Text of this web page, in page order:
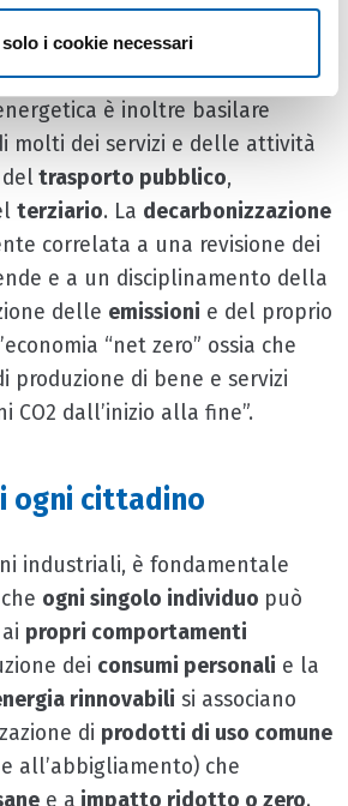
solo i cookie necessari
alla mobilità elettrica, resta
sensibilizzazione in questo
Per rispondere alle finalità
è inoltre basilare
molti dei servizi e delle attività
trasporto pubblico,
terziario. La decarbonizzazione
correlata a una revisione dei
e a un disciplinamento della
delle emissioni e del proprio
“net zero” ossia che
produzione di bene e servizi
CO2 dall’inizio alla fine”.
ogni cittadino
industriali, è fondamentale
ogni singolo individuo può
propri comportamenti
dei consumi personali e la
rinnovabili si associano
di prodotti di uso comune
all’abbigliamento) che
e a impatto ridotto o zero.